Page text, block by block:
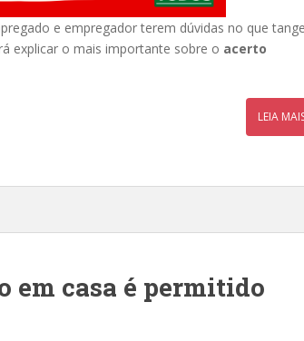
e empregador terem dúvidas no que tange
explicar o mais importante sobre o acerto
LEIA
em casa é permitido